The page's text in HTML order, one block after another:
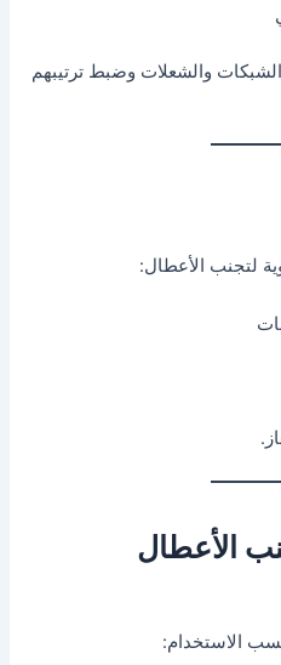
بتنظيف الشبكات والشعلات وضبط ترتيبهم
لتجنب الأعطال:
الأعطال